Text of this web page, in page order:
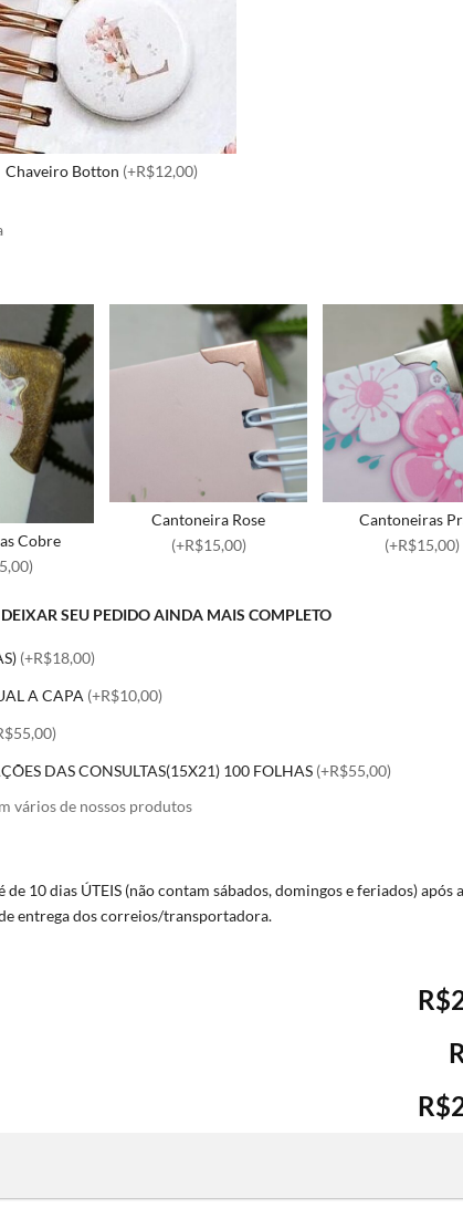
Chaveiro Botton (+R$12,00)
Cobre
Cantoneira Rose
(+R$15,00)
Cantoneiras
(+R$15,00)
SEU PEDIDO AINDA MAIS COMPLETO
(+R$18,00)
A CAPA (+R$10,00)
DAS CONSULTAS(15X21) 100 FOLHAS (+R$55,00)
vários de nossos produtos
10 dias ÚTEIS (não contam sábados, domingos e feriados) após a
entrega dos correios/transportadora.